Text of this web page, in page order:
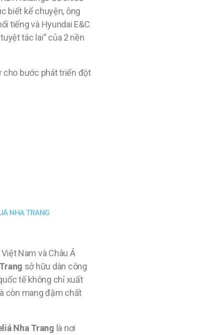
biết kể chuyện, ông
tiếng và Hyundai E&C
tác lai” của 2 nền
cho bước phát triển đột
NHA TRANG
Nam và Châu Á
sở hữu dàn công
tế không chỉ xuất
còn mang đậm chất
Nha Trang là nơi